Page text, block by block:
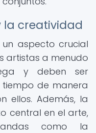
la creatividad
aspecto crucial
artistas a menudo
y deben ser
de manera
ellos. Además, la
central en el arte,
como la